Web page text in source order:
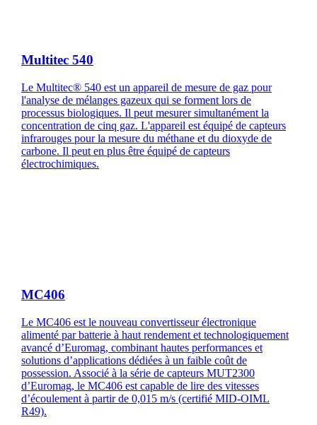
Multitec 540
Le Multitec® 540 est un appareil de mesure de gaz pour
l'analyse de mélanges gazeux qui se forment lors de
processus biologiques. Il peut mesurer simultanément la
concentration de cinq gaz. L'appareil est équipé de capteurs
infrarouges pour la mesure du méthane et du dioxyde de
carbone. Il peut en plus être équipé de capteurs
électrochimiques.
MC406
Le MC406 est le nouveau convertisseur électronique
alimenté par batterie à haut rendement et technologiquement
avancé d’Euromag, combinant hautes performances et
solutions d’applications dédiées à un faible coût de
possession. Associé à la série de capteurs MUT2300
d’Euromag, le MC406 est capable de lire des vitesses
d’écoulement à partir de 0,015 m/s (certifié MID-OIML
R49).